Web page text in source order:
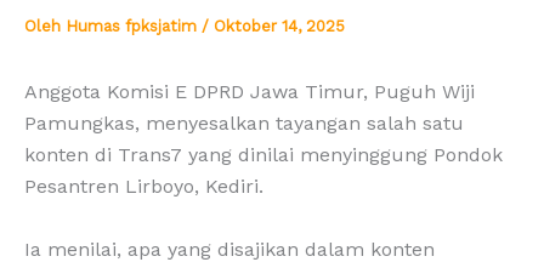
Oleh Humas fpksjatim / Oktober 14, 2025
Anggota Komisi E DPRD Jawa Timur, Puguh Wiji
Pamungkas, menyesalkan tayangan salah satu
konten di Trans7 yang dinilai menyinggung Pondok
Pesantren Lirboyo, Kediri.
Ia menilai, apa yang disajikan dalam konten